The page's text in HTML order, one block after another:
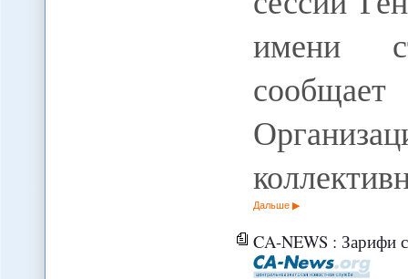
имени
Дальше
CA-NEWS : Зарифи считает,